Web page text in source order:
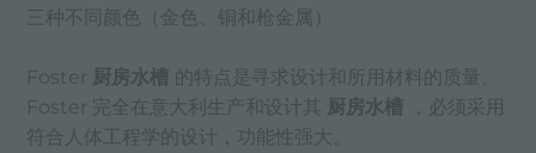
三种不同颜色（金色、铜和枪金属）
Foster 厨房水槽 的特点是寻求设计和所用材料的质量。
Foster 完全在意大利生产和设计其
厨房水槽
，必须采用
符合人体工程学的设计，功能性强大。